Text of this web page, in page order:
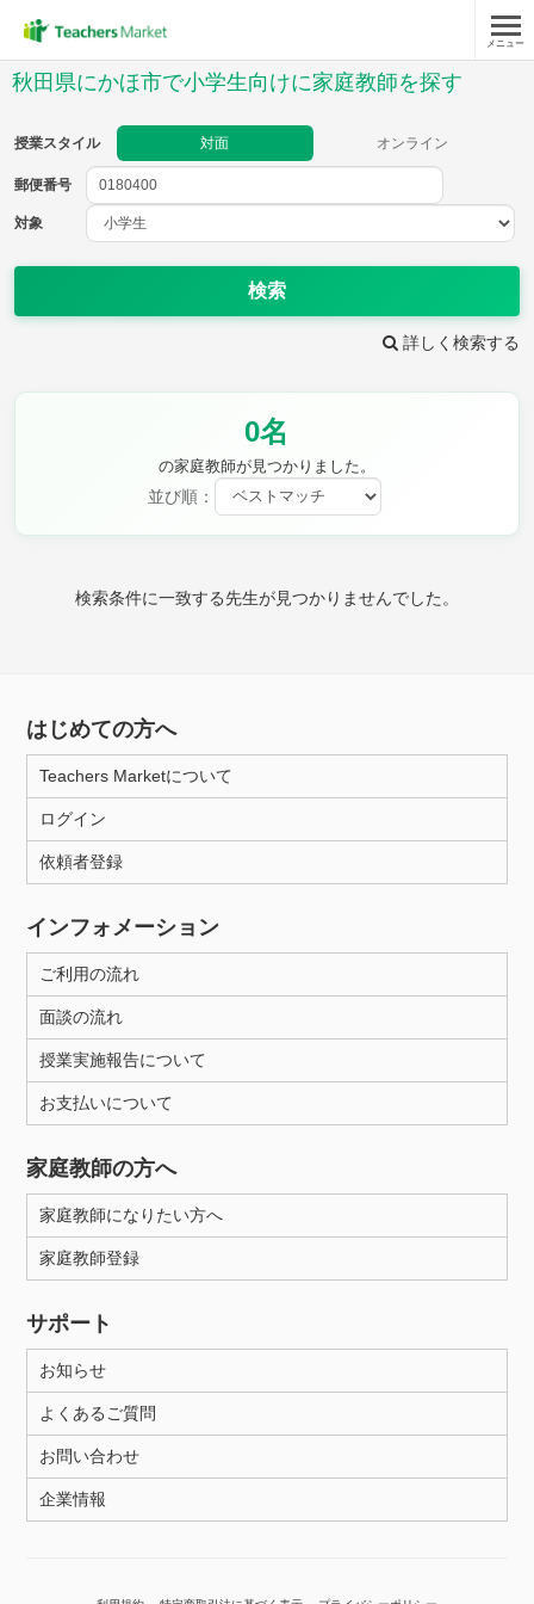
メニュー
秋田県にかほ市で小学生向けに家庭教師を探す
授業スタイル 対面 オンライン
郵便番号
対象
検索
詳しく検索する
0名
の家庭教師が見つかりました。
並び順：
検索条件に一致する先生が見つかりませんでした。
郵便番号
教科
理科
保健・体育 図画工作 書写
月曜日 火曜日
所属大学
距離：15km以内
年齢：18-101歳
はじめての方へ
Teachers Marketについて
ログイン
依頼者登録
インフォメーション
ご利用の流れ
面談の流れ
授業実施報告について
お支払いについて
家庭教師の方へ
家庭教師になりたい方へ
家庭教師登録
サポート
お知らせ
よくあるご質問
お問い合わせ
企業情報